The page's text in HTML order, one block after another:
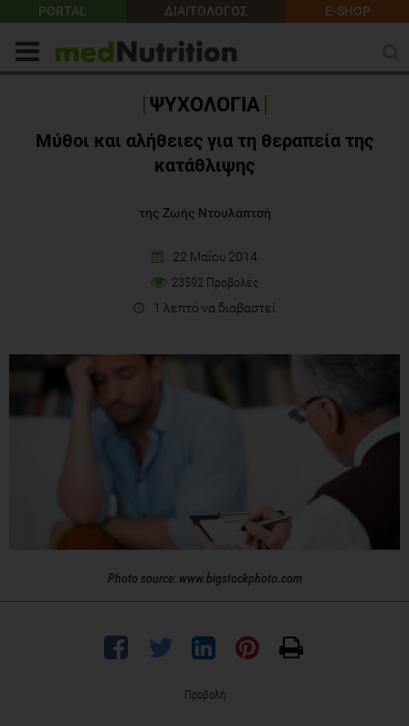
PORTAL ΔΙΑΙΤΟΛΟΓΟΣ E-SHOP
ΨΥΧΟΛΟΓΙΑ
Μύθοι και αλήθειες για τη θεραπεία της
κατάθλιψης
της Ζωής Ντουλαπτσή
22 Μαΐου 2014
23592 Προβολές
1 λεπτό να διαβαστεί
Photo source: www.bigstockphoto.com
Προβολή